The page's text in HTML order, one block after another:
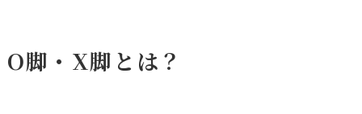
O脚・X脚とは？